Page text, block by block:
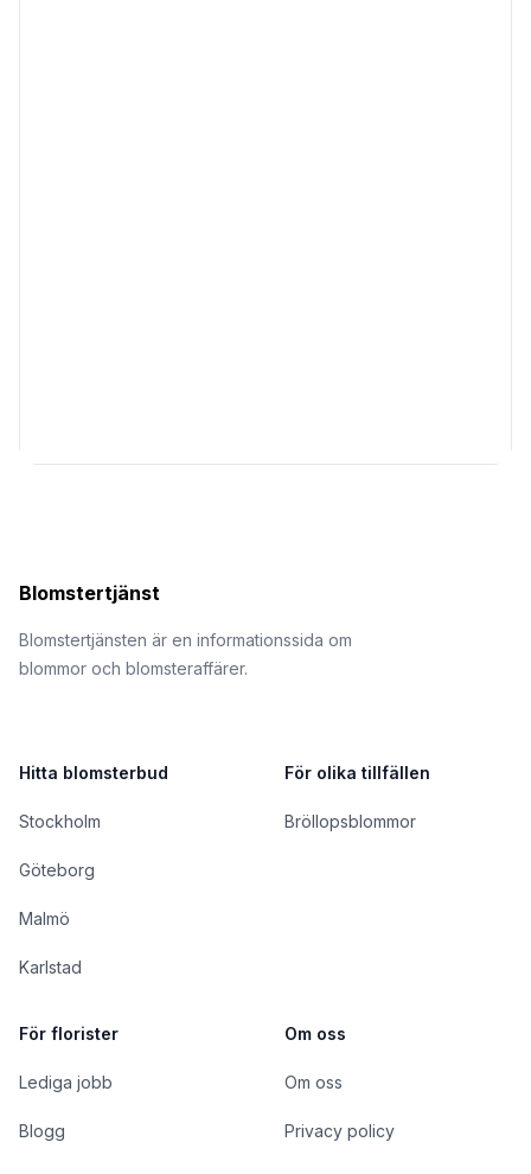
Blomstertjänst
Blomstertjänsten är en informationssida om
blommor och blomsteraffärer.
Hitta blomsterbud
Stockholm
Göteborg
Malmö
Karlstad
För olika tillfällen
Bröllopsblommor
För florister
Lediga jobb
Blogg
Om oss
Om oss
Privacy policy